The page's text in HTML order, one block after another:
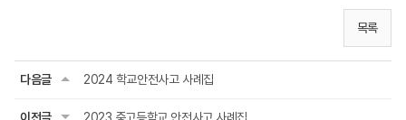
목록
다음글 2024 학교안전사고 사례집